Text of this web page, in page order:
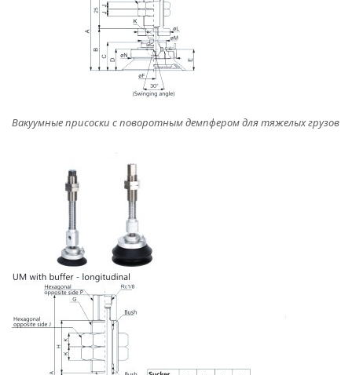
Вакуумные присоски с поворотным демпфером для тяжелых грузов